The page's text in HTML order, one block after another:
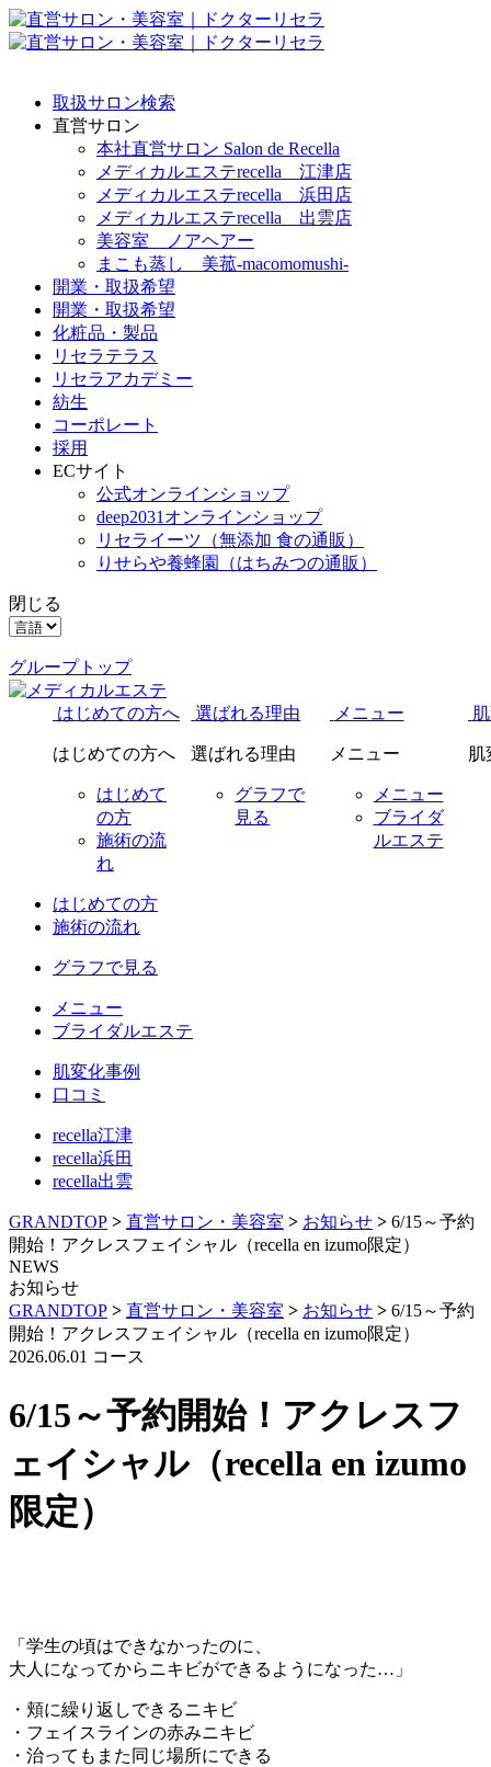
取扱サロン検索
直営サロン
本社直営サロン Salon de Recella
メディカルエステrecella 江津店
メディカルエステrecella 浜田店
メディカルエステrecella 出雲店
美容室 ノアヘアー
まこも蒸し 美菰-macomomushi-
開業・取扱希望
開業・取扱希望
化粧品・製品
リセラテラス
リセラアカデミー
紡生
コーポレート
採用
ECサイト
公式オンラインショップ
deep2031オンラインショップ
リセライーツ （無添加 食の通販）
りせらや養蜂園
（はちみつの通販）
閉じる
グループトップ
はじめての方へ
はじめての方へ
はじめて
の方
施術の流
れ
選ばれる理由
選ばれる理由
グラフで
見る
メニュー
メニュー
メニュー
ブライダ
ルエステ
肌
はじめての方
施術の流れ
グラフで見る
メニュー
ブライダルエステ
肌変化事例
口コミ
recella江津
recella浜田
recella出雲
GRANDTOP > 直営サロン・美容室 > お知らせ > 6/15～予約
開始！アクレスフェイシャル（recella en izumo限定）
NEWS
お知らせ
GRANDTOP > 直営サロン・美容室 > お知らせ > 6/15～予約
開始！アクレスフェイシャル（recella en izumo限定）
2026.06.01 コース
6/15～予約開始！アクレスフ
ェイシャル（recella en izumo
限定）
「学生の頃はできなかったのに、
大人になってからニキビができるようになった…」
・頬に繰り返しできるニキビ
・フェイスラインの赤みニキビ
・治ってもまた同じ場所にできる